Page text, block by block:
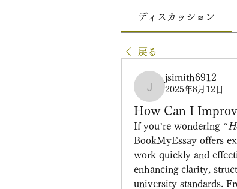
ディスカッション
戻る
jsimith6912
jsimith6912
2025年8月12日
How Can I
If you’re wondering
BookMyEssay offers
work quickly and
enhancing clarity,
university standards.